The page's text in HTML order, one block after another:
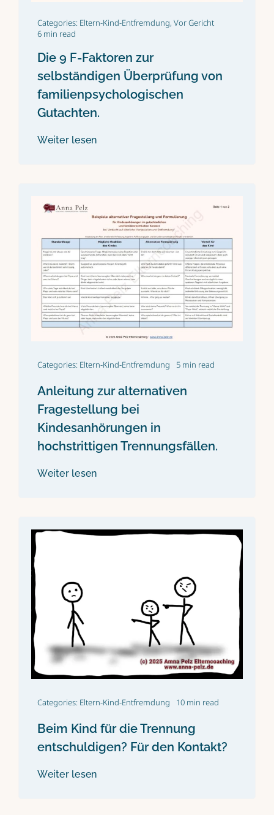
Categories: Eltern-Kind-Entfremdung,Vor Gericht
6 min read
Die 9 F-Faktoren zur
selbständigen Überprüfung von
familienpsychologischen
Gutachten.
Weiter lesen
Categories: Eltern-Kind-Entfremdung 5 min read
Anleitung zur alternativen
Fragestellung bei
Kindesanhörungen in
hochstrittigen Trennungsfällen.
Weiter lesen
Categories: Eltern-Kind-Entfremdung 10 min read
Beim Kind für die Trennung
entschuldigen? Für den Kontakt?
Weiter lesen